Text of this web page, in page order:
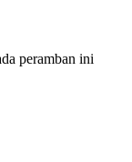
peramban ini